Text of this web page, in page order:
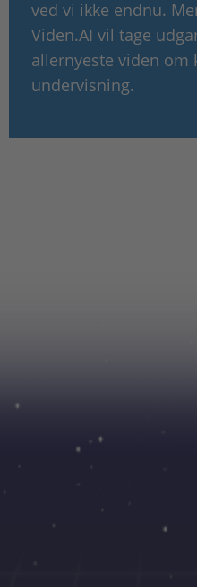
ved vi ikke endnu.
Viden.AI vil tage
allernyeste viden om
undervisning.